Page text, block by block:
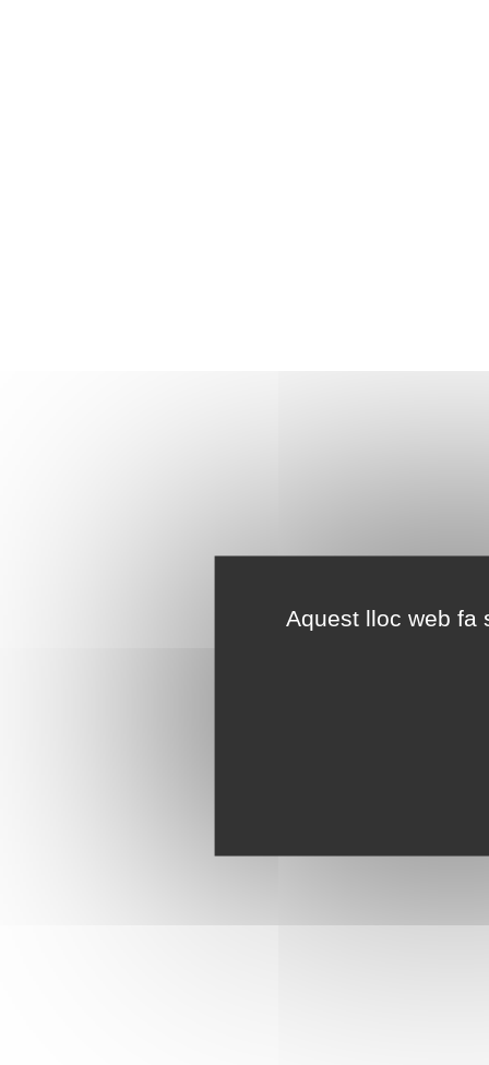
Aquest lloc web fa